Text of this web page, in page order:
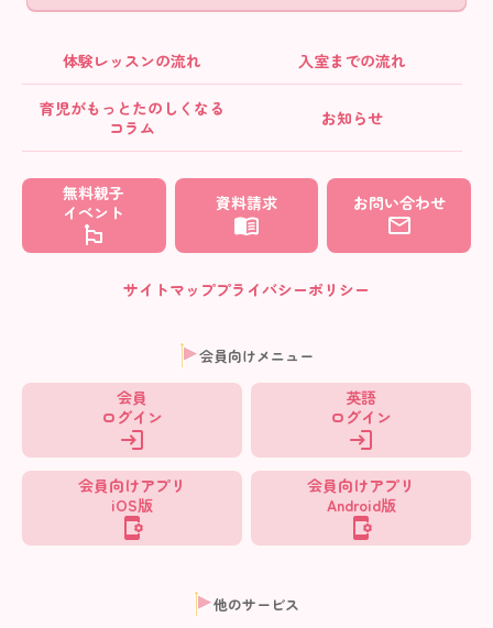
体験レッスンの流れ 入室までの流れ
育児がもっとたのしくなる
コラム
お知らせ
無料親子
イベント
資料請求 お問い合わせ
サイトマッププライバシーポリシー
会員向けメニュー
会員
ログイン
英語
ログイン
会員向けアプリ
iOS版
会員向けアプリ
Android版
他のサービス